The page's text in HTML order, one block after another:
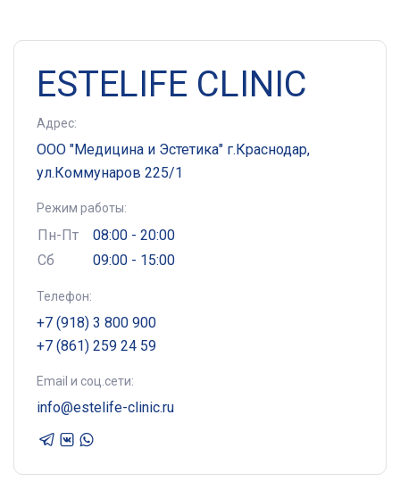
ESTELIFE CLINIC
Адрес:
ООО "Медицина и Эстетика" г.Краснодар,
ул.Коммунаров 225/1
Режим работы:
Пн-Пт
08:00 - 20:00
Сб
09:00 - 15:00
Телефон:
+7 (918) 3 800 900
+7 (861) 259 24 59
Email и соц.сети:
info@estelife-clinic.ru